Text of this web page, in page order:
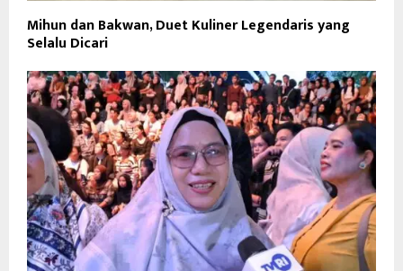
Mihun dan Bakwan, Duet Kuliner Legendaris yang
Selalu Dicari